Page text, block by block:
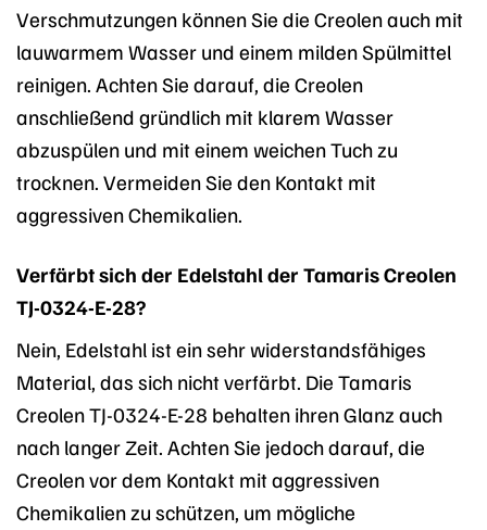
Verschmutzungen können Sie die Creolen auch mit
lauwarmem Wasser und einem milden Spülmittel
reinigen. Achten Sie darauf, die Creolen
anschließend gründlich mit klarem Wasser
abzuspülen und mit einem weichen Tuch zu
trocknen. Vermeiden Sie den Kontakt mit
aggressiven Chemikalien.
Verfärbt sich der Edelstahl der Tamaris Creolen
TJ-0324-E-28?
Nein, Edelstahl ist ein sehr widerstandsfähiges
Material, das sich nicht verfärbt. Die Tamaris
Creolen TJ-0324-E-28 behalten ihren Glanz auch
nach langer Zeit. Achten Sie jedoch darauf, die
Creolen vor dem Kontakt mit aggressiven
Chemikalien zu schützen, um mögliche